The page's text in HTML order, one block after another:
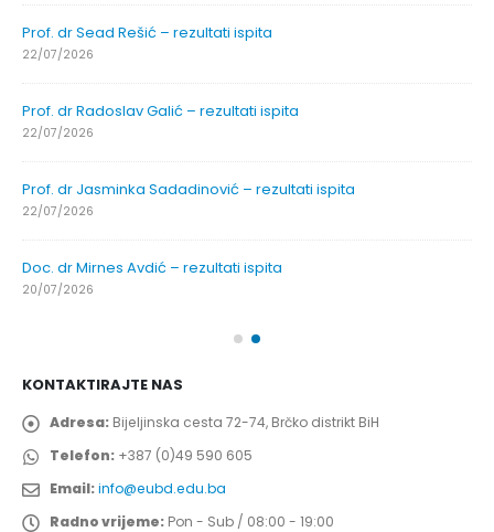
Prof. dr Sead Rešić – rezultati ispita
22/07/2026
Prof. dr Radoslav Galić – rezultati ispita
22/07/2026
Prof. dr Jasminka Sadadinović – rezultati ispita
22/07/2026
Doc. dr Mirnes Avdić – rezultati ispita
20/07/2026
KONTAKTIRAJTE NAS
Adresa: Bijeljinska cesta 72-74, Brčko distrikt BiH
Telefon: +387 (0)49 590 605
Email:info@eubd.edu.ba
Radno vrijeme: Pon - Sub / 08:00 - 19:00